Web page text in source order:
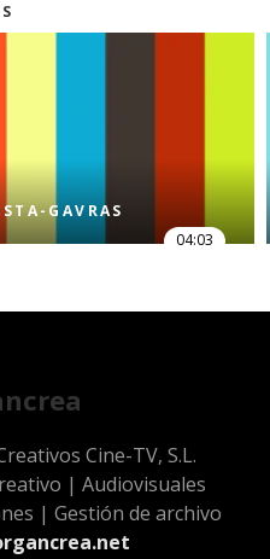
GAVRAS
04:03
Cine-TV, S.L.
| Audiovisuales
| Gestión de archivo